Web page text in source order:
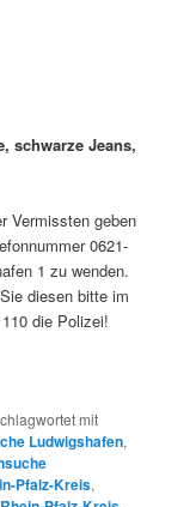
schwarze Jeans,
Vermissten geben
0621-
1 zu wenden.
diesen bitte im
die Polizei!
mit
Ludwigshafen,
Pfalz-Kreis,